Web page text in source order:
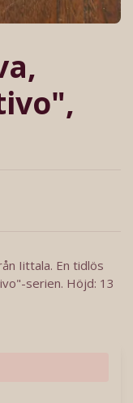
Iittala. En tidlös
serien. Höjd: 13